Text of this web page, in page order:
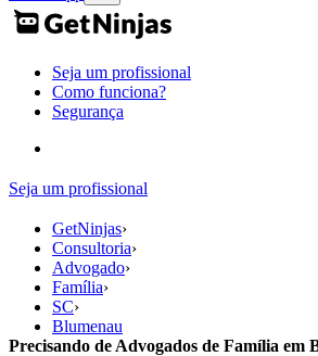
Seja um profissional
Como funciona?
Segurança
Seja um profissional
GetNinjas›
Consultoria›
Advogado›
Família›
SC›
Blumenau
Precisando de Advogados de Família em